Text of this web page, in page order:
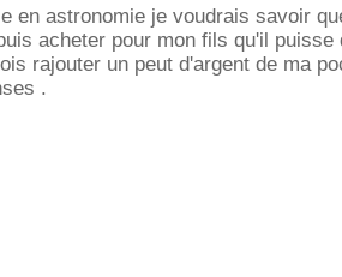
en astronomie je voudrais savoir
acheter pour mon fils qu'il puisse
rajouter un peut d'argent de ma
.